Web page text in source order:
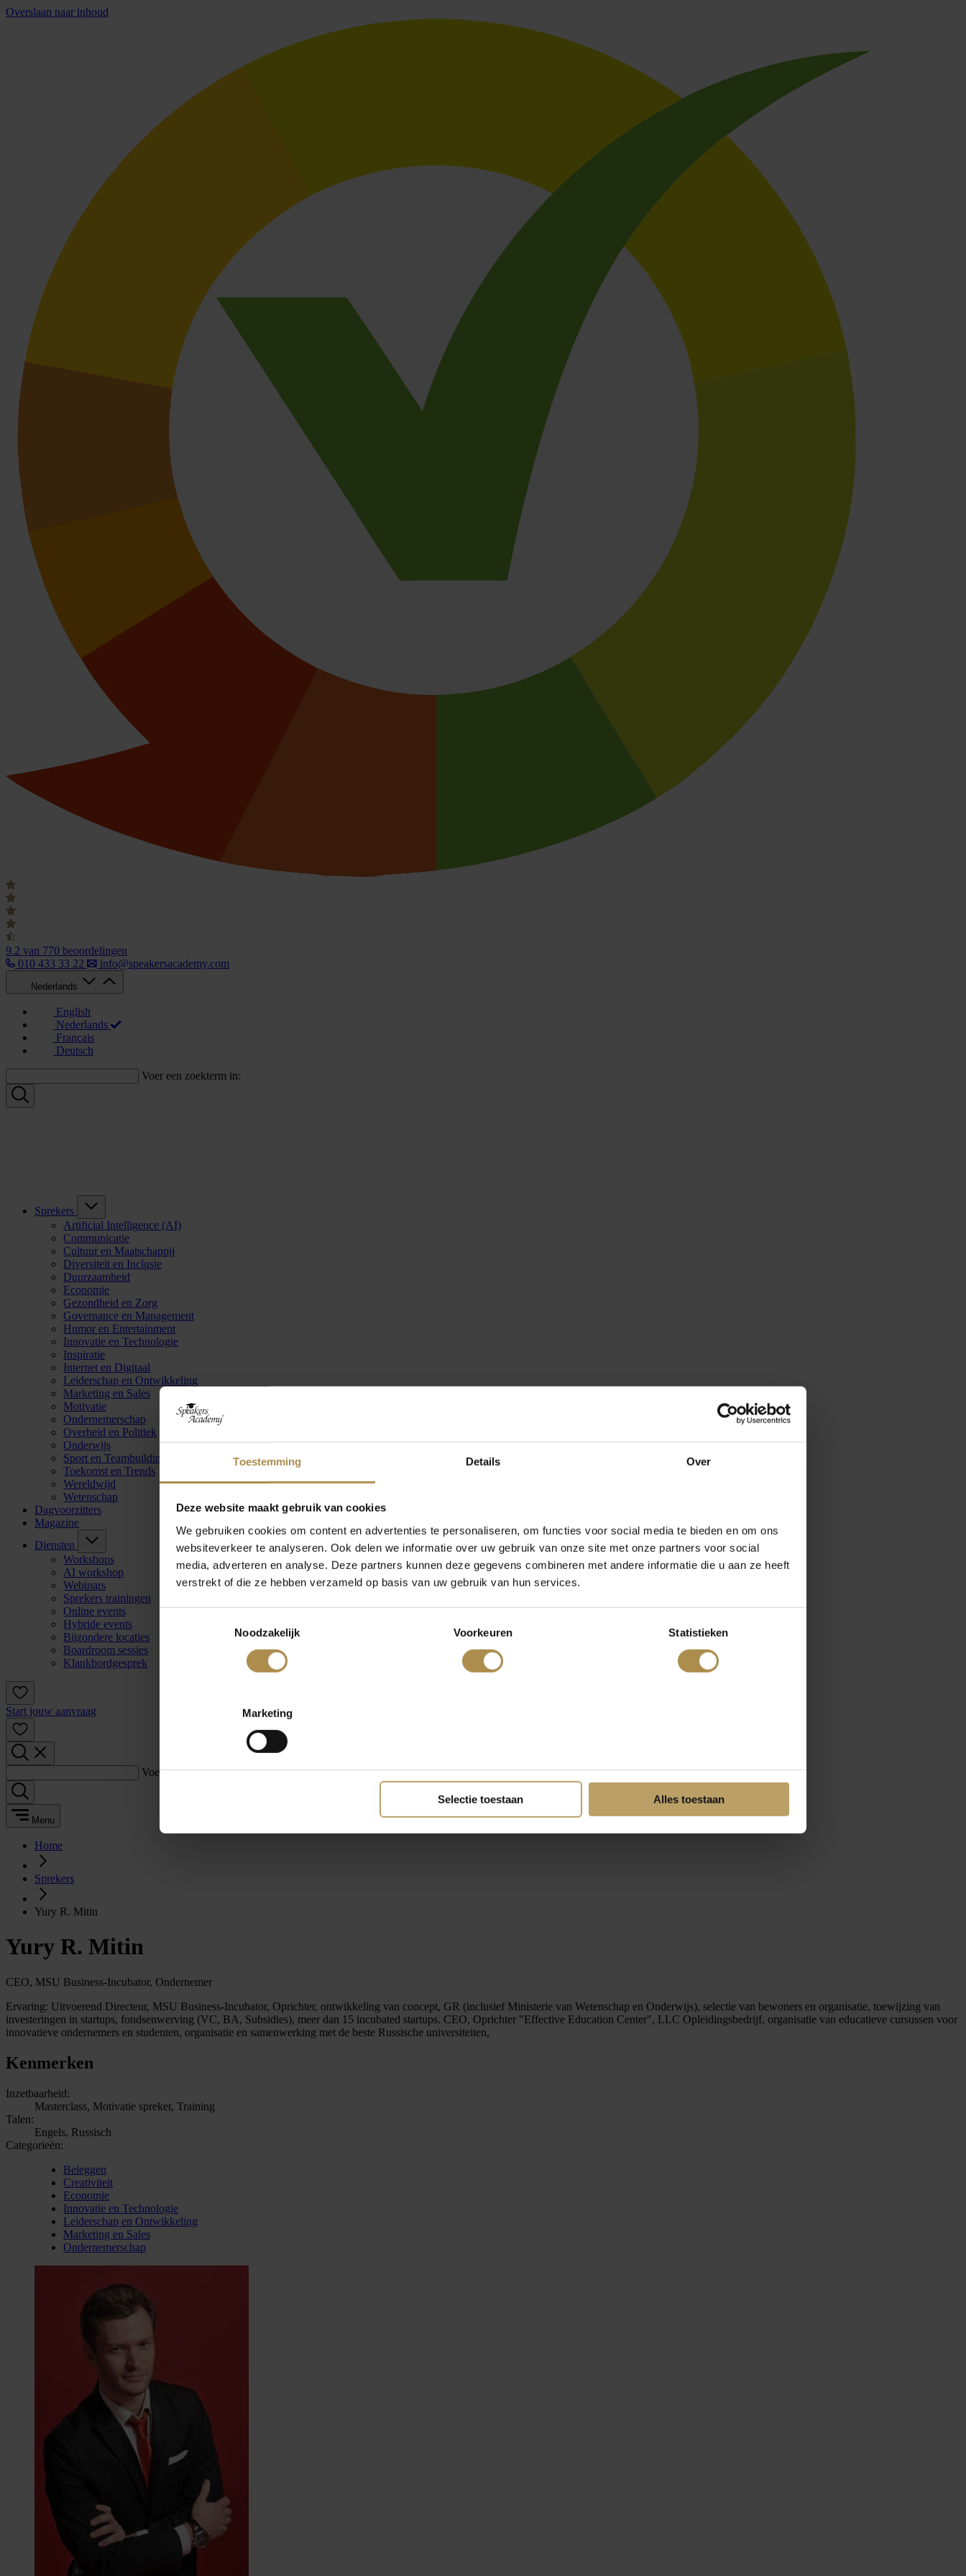
Toestemming Details Over
Deze website maakt gebruik van cookies
We gebruiken cookies om content en advertenties te personaliseren, om functies voor social media te bieden en om ons
websiteverkeer te analyseren. Ook delen we informatie over uw gebruik van onze site met onze partners voor social
media, adverteren en analyse. Deze partners kunnen deze gegevens combineren met andere informatie die u aan ze heeft
verstrekt of die ze hebben verzameld op basis van uw gebruik van hun services.
Noodzakelijk
Voorkeuren Statistieken
Marketing
Selectie toestaan Alles toestaan
Overslaan naar inhoud
9.2 van 770 beoordelingen
010 433 33 22
info@speakersacademy.com
Nederlands
English
Nederlands
Français
Deutsch
Voer een zoekterm in:
Sprekers
Artificial Intelligence (AI)
Communicatie
Cultuur en Maatschappij
Diversiteit en Inclusie
Duurzaamheid
Economie
Gezondheid en Zorg
Governance en Management
Humor en Entertainment
Innovatie en Technologie
Inspiratie
Internet en Digitaal
Leiderschap en Ontwikkeling
Marketing en Sales
Motivatie
Ondernemerschap
Overheid en Politiek
Onderwijs
Sport en Teambuilding
Toekomst en Trends
Wereldwijd
Wetenschap
Dagvoorzitters
Magazine
Diensten
Workshops
AI workshop
Webinars
Sprekers trainingen
Online events
Hybride events
Bijzondere locaties
Boardroom sessies
Klankbordgesprek
Start jouw aanvraag
Voer een zoekterm in:
Menu
Home
Sprekers
Yury R. Mitin
Yury R. Mitin
CEO, MSU Business-Incubator, Ondernemer
Ervaring: Uitvoerend Directeur, MSU Business-Incubator, Oprichter, ontwikkeling van concept, GR (inclusief Ministerie van Wetenschap en Onderwijs), selectie van bewoners en organisatie, toewijzing van
investeringen in startups, fondsenwerving (VC, BA, Subsidies), meer dan 15 incubated startups. CEO, Oprichter "Effective Education Center", LLC Opleidingsbedrijf, organisatie van educatieve cursussen voor
innovatieve ondernemers en studenten, organisatie en samenwerking met de beste Russische universiteiten,
Kenmerken
Inzetbaarheid:
Masterclass, Motivatie spreker, Training
Talen:
Engels, Russisch
Categorieën:
Beleggen
Creativiteit
Economie
Innovatie en Technologie
Leiderschap en Ontwikkeling
Marketing en Sales
Ondernemerschap